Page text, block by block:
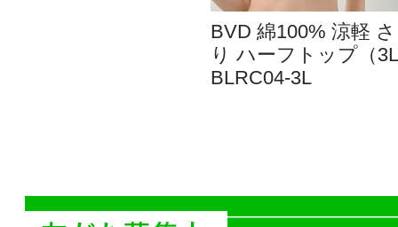
BVD 綿100% 涼軽
り ハーフトップ（
BLRC04-3L